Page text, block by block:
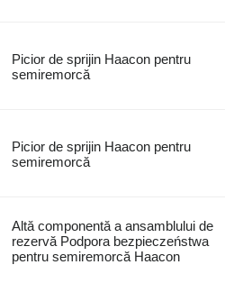
Picior de sprijin Haacon pentru
semiremorcă
Picior de sprijin Haacon pentru
semiremorcă
Altă componentă a ansamblului de
rezervă Podpora bezpieczeństwa
pentru semiremorcă Haacon